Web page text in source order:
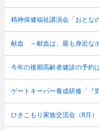
精神保健福祉講演会「おとな
献血 ～献血は、最も身近な
ひきこもり家族交流会（8月）